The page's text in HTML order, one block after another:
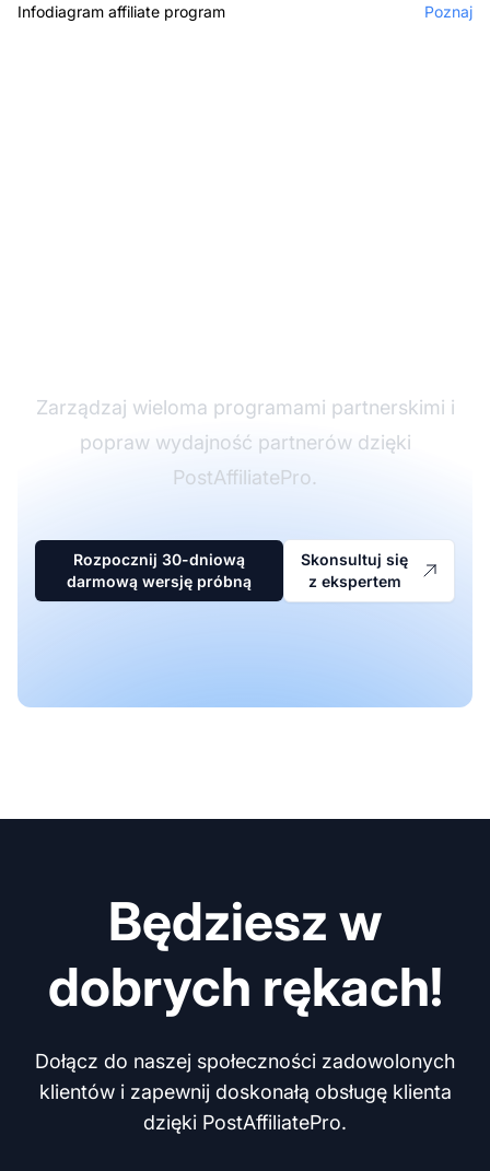
Infodiagram affiliate program Poznaj
Zarządzaj wieloma programami partnerskimi i
popraw wydajność partnerów dzięki
PostAffiliatePro.
Rozpocznij 30-dniową
darmową wersję próbną
Skonsultuj się
z ekspertem
Będziesz w
dobrych rękach!
Dołącz do naszej społeczności zadowolonych
klientów i zapewnij doskonałą obsługę klienta
dzięki PostAffiliatePro.